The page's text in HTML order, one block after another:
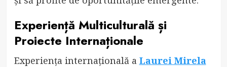
Experiență Multiculturală și
Proiecte Internaționale
Experiența internațională a Laurei Mirela